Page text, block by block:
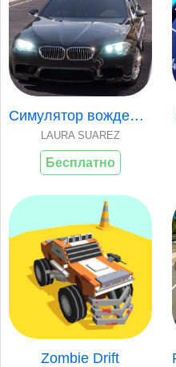
Симулятор вождения
LAURA SUAREZ
Бесплатно
Zombie Drift